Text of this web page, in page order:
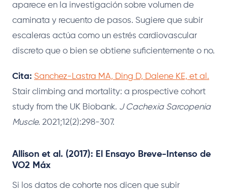
aparece en la investigación sobre volumen de
caminata y recuento de pasos. Sugiere que subir
escaleras actúa como un estrés cardiovascular
discreto que o bien se obtiene suficientemente o no.
Cita: Sanchez-Lastra MA, Ding D, Dalene KE, et al.
Stair climbing and mortality: a prospective cohort
study from the UK Biobank. J Cachexia Sarcopenia
Muscle. 2021;12(2):298-307.
Allison et al. (2017): El Ensayo Breve-Intenso de
VO2 Máx
Si los datos de cohorte nos dicen que subir